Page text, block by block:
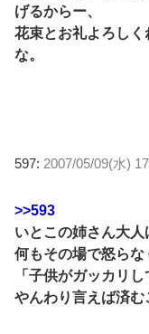
げるからー、
花束とお礼よろしく
な。
597: 2007/05/09(水)
>>593
いとこの姉さん大人
何もその場で怒らな
「子供がガッカリ
やんわり言えば済む